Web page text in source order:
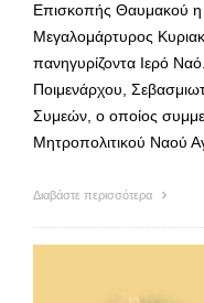
Επισκοπής Θαυμακού η
Μεγαλομάρτυρος
πανηγυρίζοντα Ιερό
Ποιμενάρχου,
Συμεών, ο οποίος
Μητροπολιτικού Ναού
Διαβάστε περισσότερα